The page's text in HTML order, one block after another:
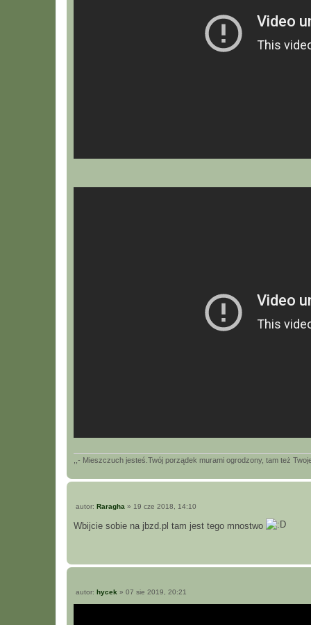
,,- Mieszczuch jesteś.Twój porządek murami ogrodzony, tam też
P
s
autor: Raragha » 19 cze 2018, 14:10
Wbijcie sobie na jbzd.pl tam jest tego mnostwo
Pautor: hycek » 07 sie 2019, 20:21